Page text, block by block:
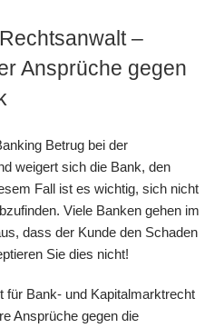
–
Ansprüche gegen
Betrug bei der
weigert sich die Bank, den
Fall ist es wichtig, sich nicht
Viele Banken gehen im
dass der Kunde den Schaden
Sie dies nicht!
für Bank- und Kapitalmarktrecht
Ansprüche gegen die